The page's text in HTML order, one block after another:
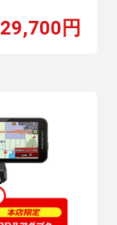
29,700円